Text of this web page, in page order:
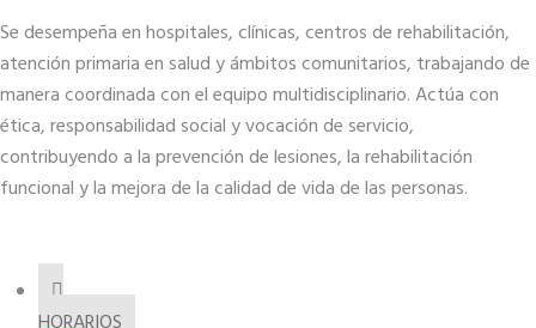
Se desempeña en hospitales, clínicas, centros de rehabilitación,
atención primaria en salud y ámbitos comunitarios, trabajando de
manera coordinada con el equipo multidisciplinario. Actúa con
ética, responsabilidad social y vocación de servicio,
contribuyendo a la prevención de lesiones, la rehabilitación
funcional y la mejora de la calidad de vida de las personas.